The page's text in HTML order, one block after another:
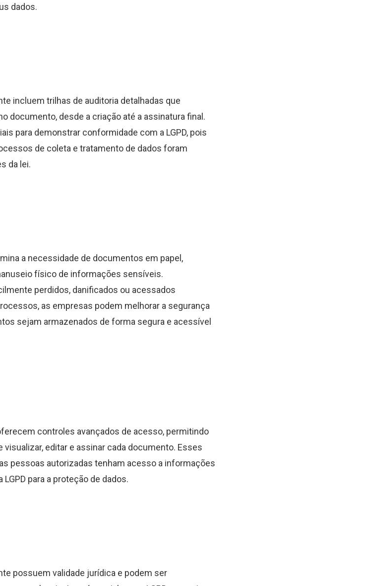
dados.
incluem trilhas de auditoria detalhadas que
documento, desde a criação até a assinatura final.
para demonstrar conformidade com a LGPD, pois
de coleta e tratamento de dados foram
da lei.
a necessidade de documentos em papel,
físico de informações sensíveis.
perdidos, danificados ou acessados
as empresas podem melhorar a segurança
sejam armazenados de forma segura e acessível
controles avançados de acesso, permitindo
editar e assinar cada documento. Esses
pessoas autorizadas tenham acesso a informações
para a proteção de dados.
possuem validade jurídica e podem ser